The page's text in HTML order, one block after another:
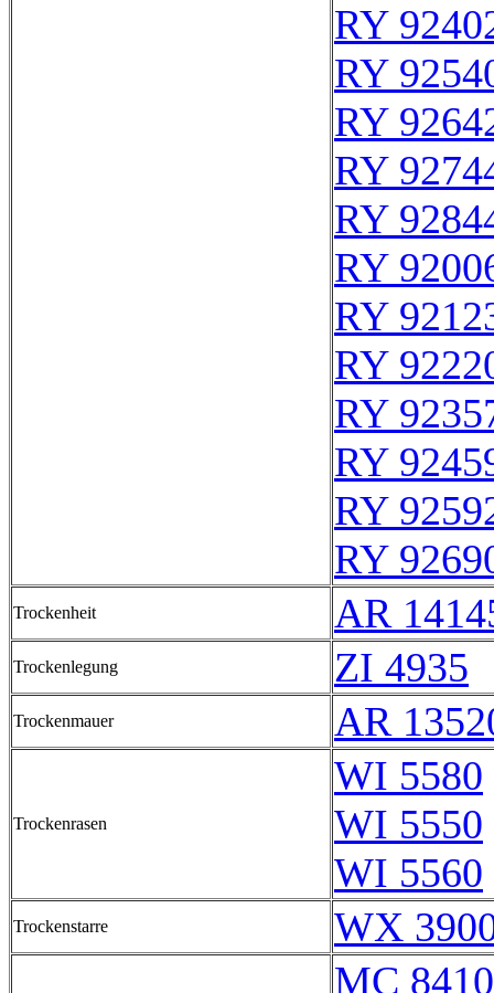
RY
RY
RY
RY
RY
RY
RY
RY
RY
RY
RY
RY
Trockenheit AR
Trockenlegung ZI 4935
Trockenmauer AR
Trockenrasen
WI 5580
WI 5550
WI 5560
Trockenstarre WX
MC